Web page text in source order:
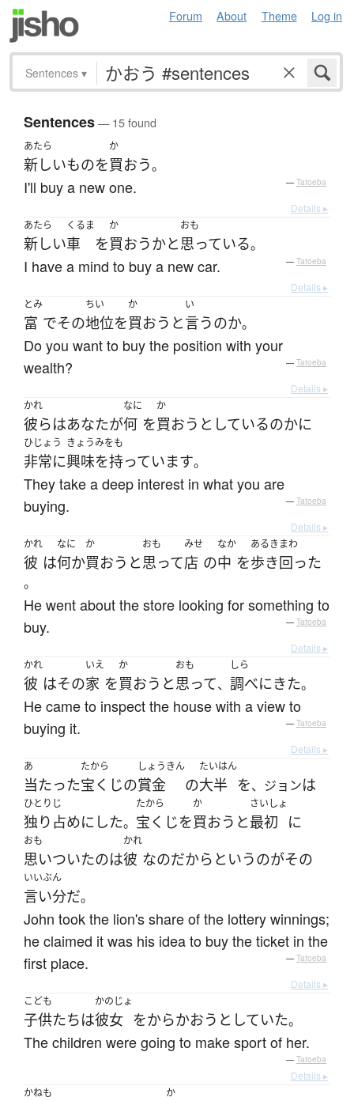
Forum About Theme Log in
Sentences ▾
Sentences— 15 found
あたら
新しいものを
か
買おう。
I'll buy a new one. — Tatoeba
Details ▸
あたら
新しい
くるま
車 を
か
買おうかと
おも
思っている。
I have a mind to buy a new car. — Tatoeba
Details ▸
とみ
富 でその
ちい
地位を
か
買おう と
い
言うのか。
Do you want to buy the position with your
wealth?
— Tatoeba
Details ▸
かれ
彼らはあなたが
なに
何 を
か
買おう としているのかに
ひじょう
非常に
きょうみをも
興味を持っています。
They take a deep interest in what you are
buying.
— Tatoeba
Details ▸
かれ
彼 は
なに
何か
か
買おう と
おも
思って
みせ
店 の
なか
中 を
あるきまわ
歩き回った
。
He went about the store looking for something to
buy.
— Tatoeba
Details ▸
かれ
彼 はその
いえ
家 を
か
買おう と
おも
思って、
しら
調べにきた。
He came to inspect the house with a view to
buying it.
— Tatoeba
Details ▸
あ
当たった
たから
宝くじの
しょうきん
賞金 の
たいはん
大半 を、ジョンは
ひとりじ
独り占めに した。
たから
宝くじを
か
買おう と
さいしょ
最初 に
おも
思いついたのは
かれ
彼 なのだから というのがその
いいぶん
言い分だ。
John took the lion's share of the lottery winnings;
he claimed it was his idea to buy the ticket in the
first place.
— Tatoeba
Details ▸
こども
子供たちは
かのじょ
彼女 をからかおう としていた。
The children were going to make sport of her.
— Tatoeba
Details ▸
かねも
か